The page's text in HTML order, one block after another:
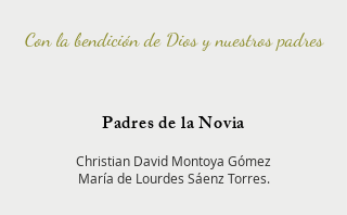
Con labendiciónde Diosy nuestros padres
Padres de la Novia
Christian David Montoya Gómez
María de Lourdes Sáenz Torres.